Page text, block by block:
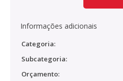
Informações adicionais
Categoria:
Subcategoria:
Orçamento: